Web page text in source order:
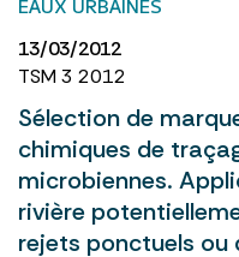
EAUX URBAINES
13/03/2012
TSM 3 2012
Sélection de
chimiques de
microbiennes.
rivière
rejets ponctuels ou